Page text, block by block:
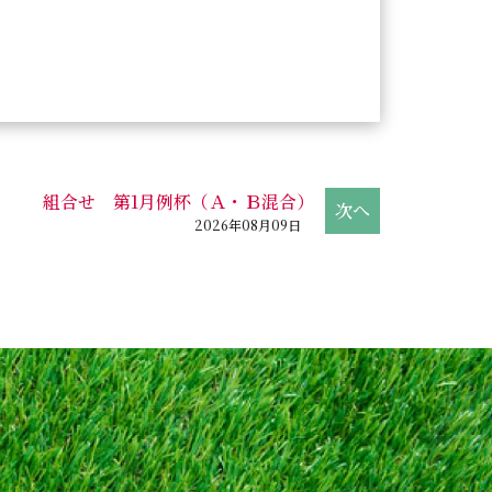
組合せ 第1月例杯（Ａ・Ｂ混合）
2026年08月09日